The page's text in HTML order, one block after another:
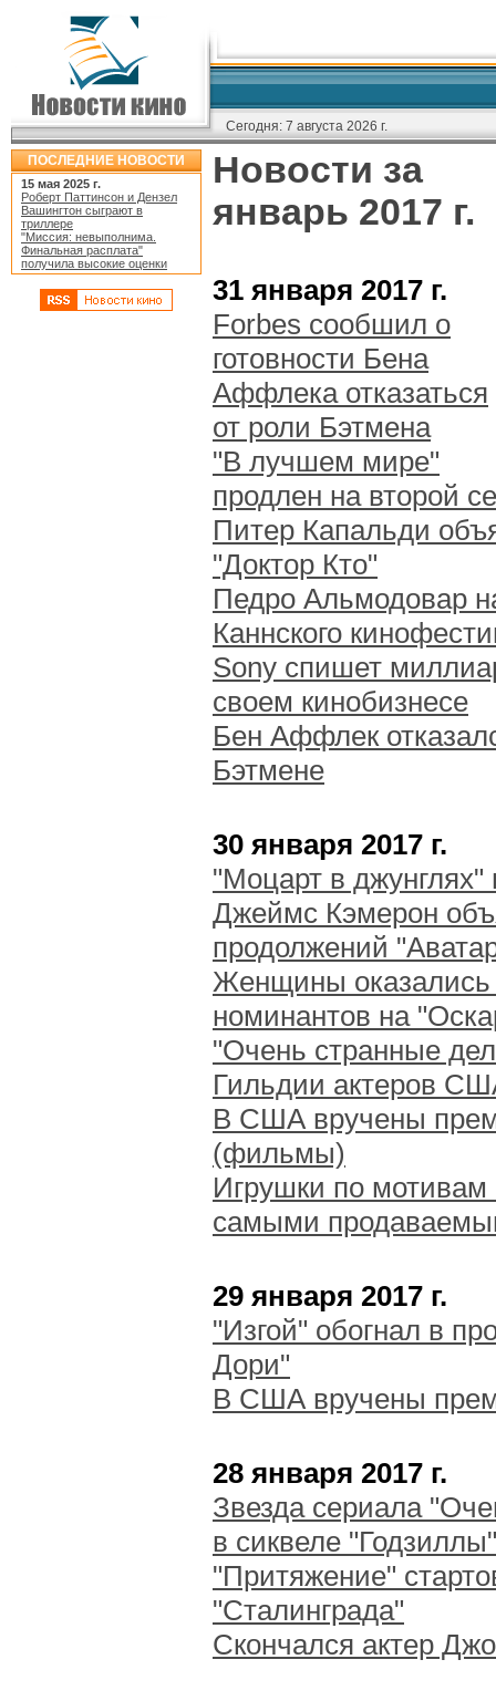
Сегодня: 7 августа 2026 г.
ПОСЛЕДНИЕ НОВОСТИ
15 мая 2025 г.
Роберт Паттинсон и Дензел
Вашингтон сыграют в
триллере
"Миссия: невыполнима.
Финальная расплата"
получила высокие оценки
Новости за
январь 2017 г.
31 января 2017 г.
Forbes сообшил о
готовности Бена
Аффлека отказаться
от роли Бэтмена
"В лучшем мире"
продлен на второй
Питер Капальди
"Доктор Кто"
Педро Альмодовар
Каннского
Sony спишет
своем кинобизнесе
Бен Аффлек
Бэтмене
30 января 2017 г.
"Моцарт в джунглях"
Джеймс Кэмерон
продолжений
Женщины оказались
номинантов на
"Очень странные
Гильдии актеров
В США вручены
(фильмы)
Игрушки по мотивам
самыми
29 января 2017 г.
"Изгой" обогнал в
Дори"
В США вручены
28 января 2017 г.
Звезда сериала
в сиквеле "Годзиллы"
"Притяжение"
"Сталинграда"
Скончался актер